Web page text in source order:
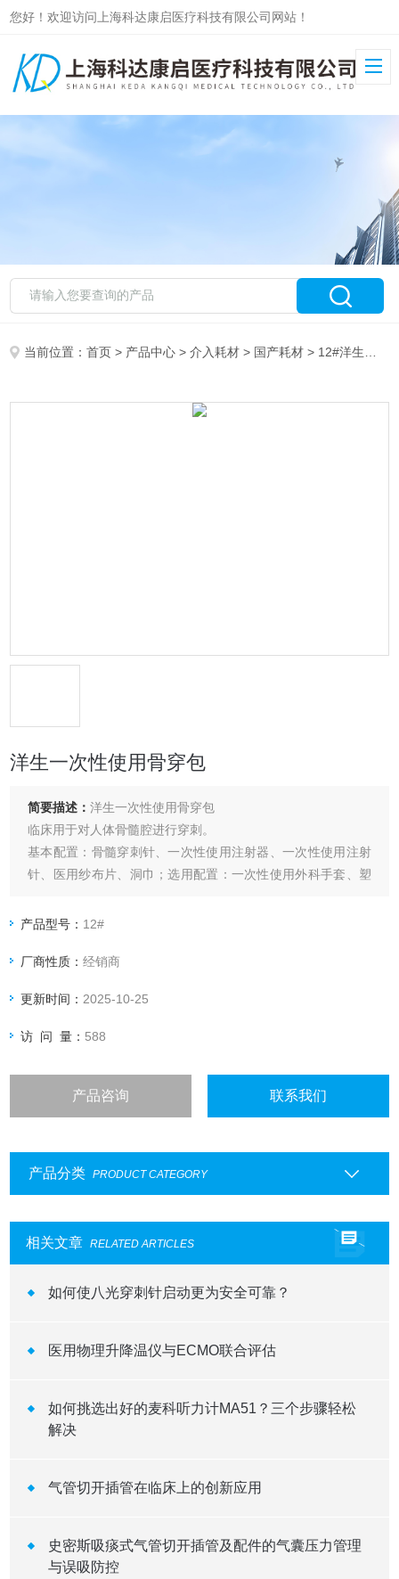
您好！欢迎访问上海科达康启医疗科技有限公司网站！
当前位置：首页 > 产品中心 >介入耗材 > 国产耗材 > 12#洋生一次性使用骨穿包
洋生一次性使用骨穿包
简要描述：洋生一次性使用骨穿包
临床用于对人体骨髓腔进行穿刺。
基本配置：骨髓穿刺针、一次性使用注射器、一次性使用注射
针、医用纱布片、洞巾；选用配置：一次性使用外科手套、塑
产品型号： 12#
厂商性质：经销商
更新时间： 2025-10-25
访 问 量： 588
产品咨询 联系我们
产品分类 PRODUCT CATEGORY
相关文章 RELATED ARTICLES
如何使八光穿刺针启动更为安全可靠？
医用物理升降温仪与ECMO联合评估
如何挑选出好的麦科听力计MA51？三个步骤轻松
解决
气管切开插管在临床上的创新应用
史密斯吸痰式气管切开插管及配件的气囊压力管理
与误吸防控